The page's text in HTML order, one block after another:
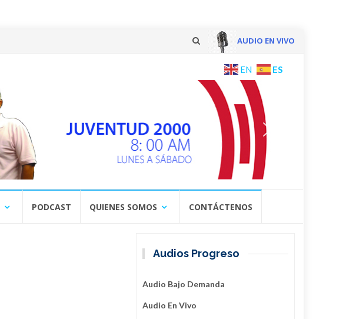
AUDIO EN VIVO
content
EN ES
PODCAST QUIENES SOMOS CONTÁCTENOS
Audios Progreso
Audio Bajo Demanda
Audio En Vivo